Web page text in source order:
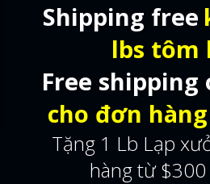
Shipping free
lbs tôm
Free
cho đơn
Tặng 1 Lb Lạp
hàng từ